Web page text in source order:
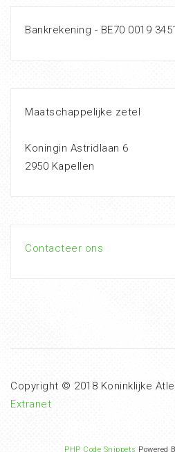
Bankrekening - BE70 0019
Maatschappelijke zetel
Koningin Astridlaan 6
2950 Kapellen
Contacteer ons
Copyright © 2018 Koninklijke
Extranet
PHP Code Snippets Powered